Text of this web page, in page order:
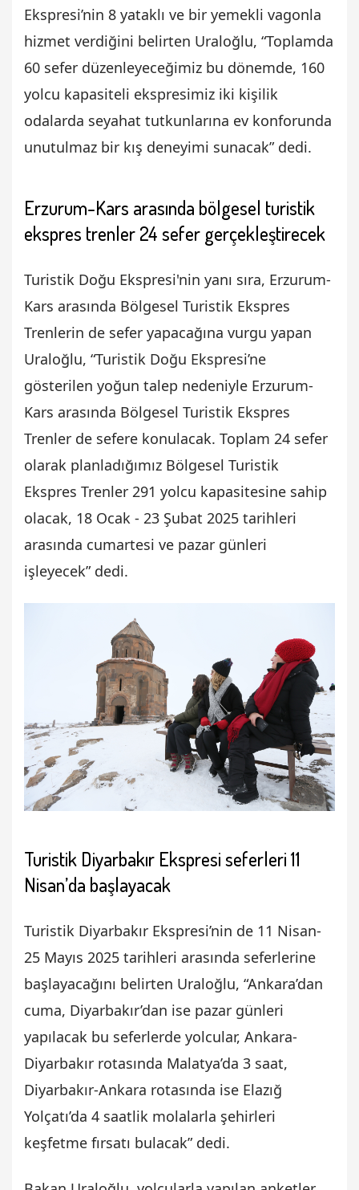
Ekspresi’nin 8 yataklı ve bir yemekli vagonla
hizmet verdiğini belirten Uraloğlu, “Toplamda
60 sefer düzenleyeceğimiz bu dönemde, 160
yolcu kapasiteli ekspresimiz iki kişilik
odalarda seyahat tutkunlarına ev konforunda
unutulmaz bir kış deneyimi sunacak” dedi.
Erzurum-Kars arasında bölgesel turistik
ekspres trenler 24 sefer gerçekleştirecek
Turistik Doğu Ekspresi'nin yanı sıra, Erzurum-
Kars arasında Bölgesel Turistik Ekspres
Trenlerin de sefer yapacağına vurgu yapan
Uraloğlu, “Turistik Doğu Ekspresi’ne
gösterilen yoğun talep nedeniyle Erzurum-
Kars arasında Bölgesel Turistik Ekspres
Trenler de sefere konulacak. Toplam 24 sefer
olarak planladığımız Bölgesel Turistik
Ekspres Trenler 291 yolcu kapasitesine sahip
olacak, 18 Ocak - 23 Şubat 2025 tarihleri
arasında cumartesi ve pazar günleri
işleyecek” dedi.
Turistik Diyarbakır Ekspresi seferleri 11
Nisan’da başlayacak
Turistik Diyarbakır Ekspresi’nin de 11 Nisan-
25 Mayıs 2025 tarihleri arasında seferlerine
başlayacağını belirten Uraloğlu, “Ankara’dan
cuma, Diyarbakır’dan ise pazar günleri
yapılacak bu seferlerde yolcular, Ankara-
Diyarbakır rotasında Malatya’da 3 saat,
Diyarbakır-Ankara rotasında ise Elazığ
Yolçatı’da 4 saatlik molalarla şehirleri
keşfetme fırsatı bulacak” dedi.